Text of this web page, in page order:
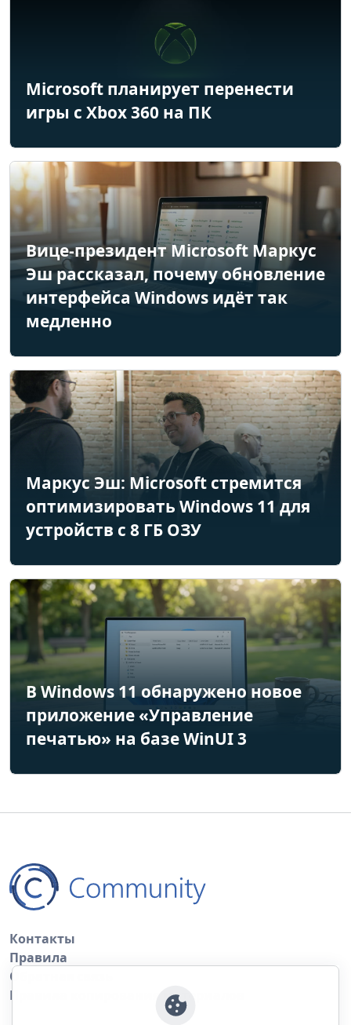
Microsoft планирует перенести
игры с Xbox 360 на ПК
Вице-президент Microsoft Маркус
Эш рассказал, почему обновление
интерфейса Windows идёт так
медленно
Маркус Эш: Microsoft стремится
оптимизировать Windows 11 для
устройств с 8 ГБ ОЗУ
В Windows 11 обнаружено новое
приложение «Управление
печатью» на базе WinUI 3
Контакты
Правила
Обратная связь
Правила копирования материалов